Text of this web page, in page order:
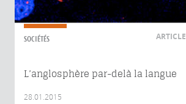
SOCIÉTÉS ARTICLE
L’anglosphère par-delà la langue
28.01.2015